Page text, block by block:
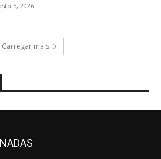
5, 2026
Carregar mais